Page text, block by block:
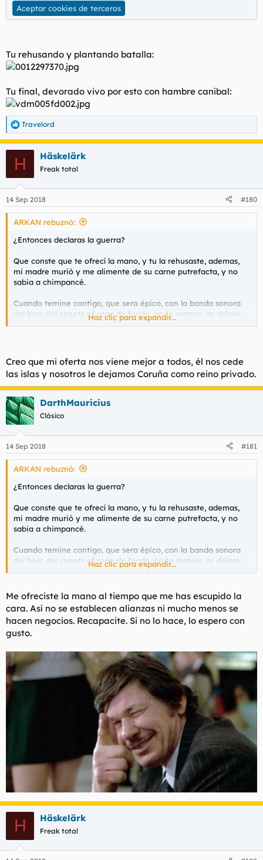
Aceptar cookies de terceros
Tu rehusando y plantando batalla:
Tu final, devorado vivo por esto con hambre canibal:
R
e
a
e
s
Travelord
H Häskelärk
Freak total
14 Sep 2018 #180
ARKAN rebuznó:
¿Entonces declaras la guerra?
Que conste que te ofrecí la mano, y tu la rehusaste, ademas,
mi madre murió y me alimente de su carne putrefacta, y no
sabia a chimpancé.
Cuando temine contigo, que sera épico, con la banda sonora
del boss del streets of rage de fondo, no te matare, te dejare
moribundo para que el cantante de los Cool Daddies se te
zampándoselos a guiáis despistados, espero que lo disfrutes
como el subnormal del protagonista del renacido con el oso.
Esto de fondo:
Para ver este contenido, necesitaremos su consentimiento
para configurar cookies de terceros.
Para obtener información más detallada, consulte nuestra
página de cookies.
Aceptar cookies de terceros
Tu final, devorado vivo por esto con hambre canibal:
Haz clic para expandir...
Creo que mi oferta nos viene mejor a todos, él nos cede
las islas y nosotros le dejamos Coruña como reino privado.
DarthMauricius
Clásico
14 Sep 2018 #181
ARKAN rebuznó:
¿Entonces declaras la guerra?
Que conste que te ofrecí la mano, y tu la rehusaste, ademas,
mi madre murió y me alimente de su carne putrefacta, y no
sabia a chimpancé.
Cuando temine contigo, que sera épico, con la banda sonora
del boss del streets of rage de fondo, no te matare, te dejare
moribundo para que el cantante de los Cool Daddies se te
hambrienta, en las cobres del draft, donde sobreviven
zampándoselos a guiáis despistados, espero que lo disfrutes
como el subnormal del protagonista del renacido con el oso.
Tu rehusando y plantando batalla:
Haz clic para expandir...
Me ofreciste la mano al tiempo que me has escupido la
cara. Así no se establecen alianzas ni mucho menos se
hacen negocios. Recapacite. Si no lo hace, lo espero con
gusto.
H Häskelärk
Freak total